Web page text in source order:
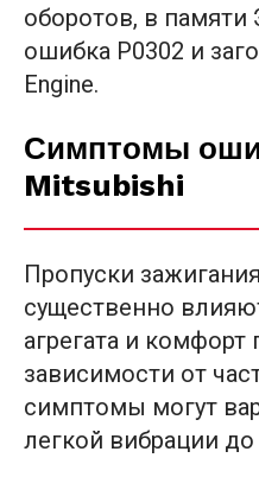
оборотов, в памяти
ошибка P0302 и
Engine.
Симптомы
Mitsubishi
Пропуски
существенно
агрегата и
зависимости от
симптомы могут
легкой вибрации